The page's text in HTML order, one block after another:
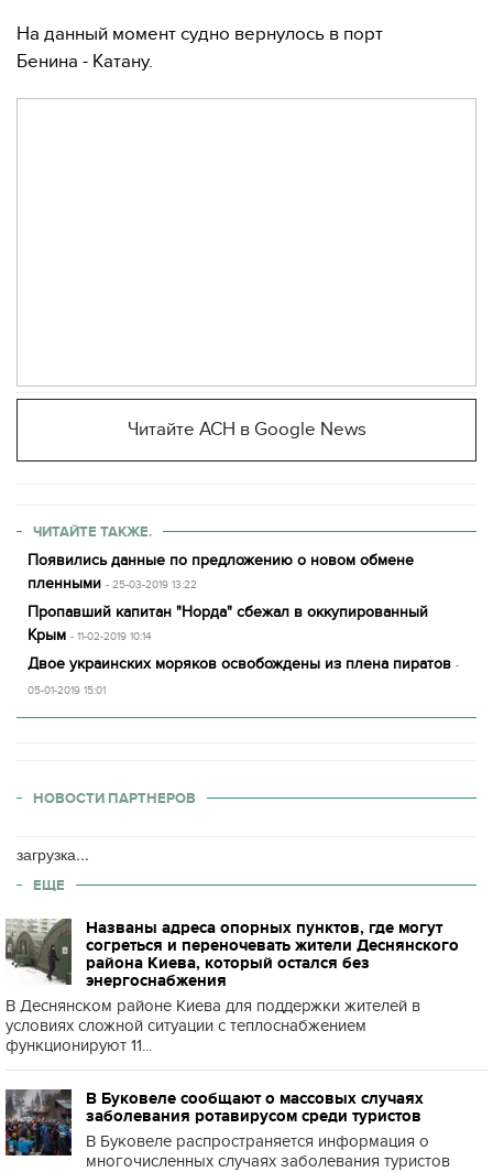
На данный момент судно вернулось в порт
Бенина - Катану.
Читайте АСН в Google News
ЧИТАЙТЕ ТАКЖЕ.
Появились данные по предложению о новом обмене
пленными - 25-03-2019 13:22
Пропавший капитан "Норда" сбежал в оккупированный
Крым - 11-02-2019 10:14
Двое украинских моряков освобождены из плена пиратов -
05-01-2019 15:01
НОВОСТИ ПАРТНЕРОВ
загрузка...
ЕЩЕ
Названы адреса опорных пунктов, где могут
согреться и переночевать жители Деснянского
района Киева, который остался без
энергоснабжения
В Деснянском районе Киева для поддержки жителей в
условиях сложной ситуации с теплоснабжением
функционируют 11...
В Буковеле сообщают о массовых случаях
заболевания ротавирусом среди туристов
В Буковеле распространяется информация о
многочисленных случаях заболевания туристов